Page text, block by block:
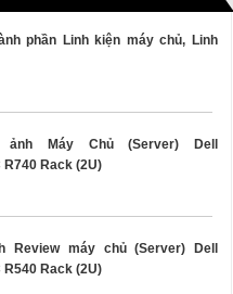
phần Linh kiện máy chủ, Linh
ảnh Máy Chủ (Server) Dell
R740 Rack (2U)
Review máy chủ (Server) Dell
R540 Rack (2U)